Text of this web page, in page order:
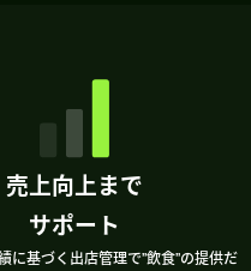
売上向上まで
サポート
に基づく出店管理で”飲食”の提供だ